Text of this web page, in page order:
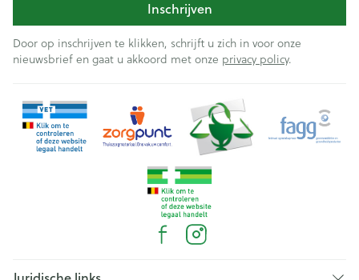
Inschrijven
Door op inschrijven te klikken, schrijft u zich in voor onze
nieuwsbrief en gaat u akkoord met onze privacy policy.